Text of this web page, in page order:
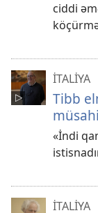
ciddi
İTALİYA
Tibb
«İndi
İTALİYA